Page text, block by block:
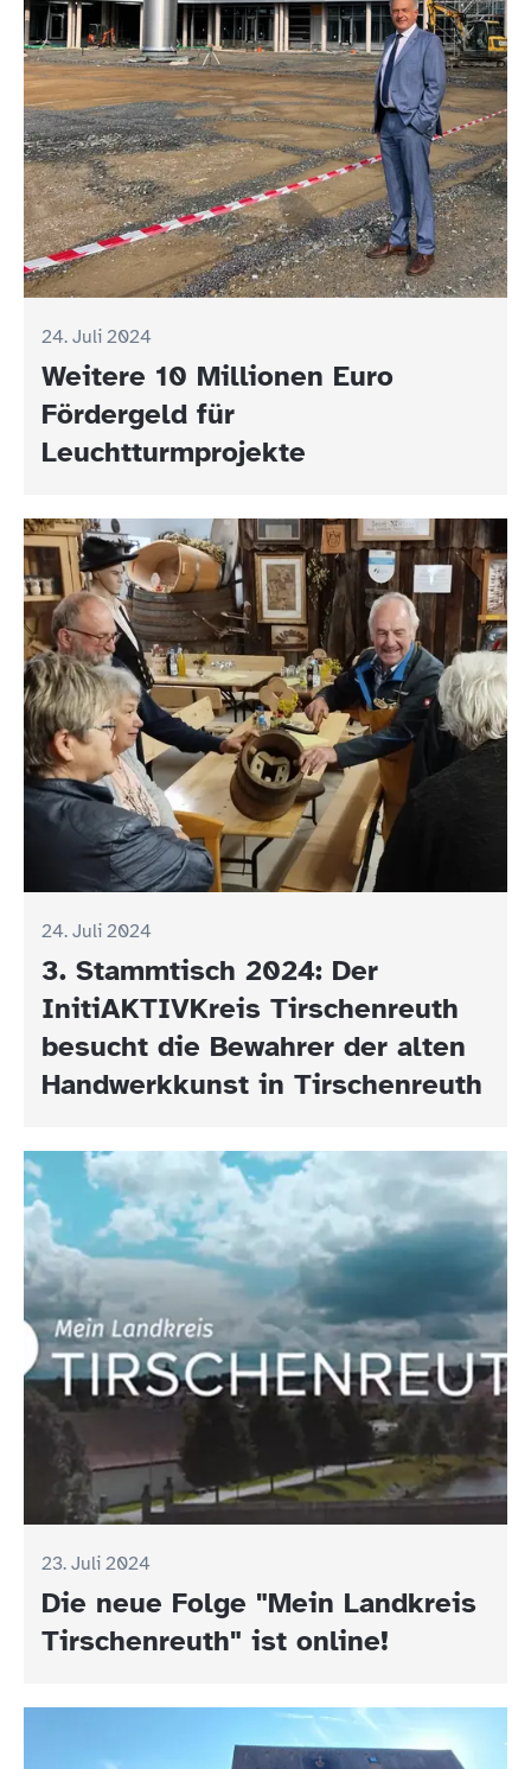
24. Juli 2024
Weitere 10 Millionen Euro
Fördergeld für
Leuchtturmprojekte
24. Juli 2024
3. Stammtisch 2024: Der
InitiAKTIVKreis Tirschenreuth
besucht die Bewahrer der alten
Handwerkkunst in Tirschenreuth
23. Juli 2024
Die neue Folge "Mein Landkreis
Tirschenreuth" ist online!